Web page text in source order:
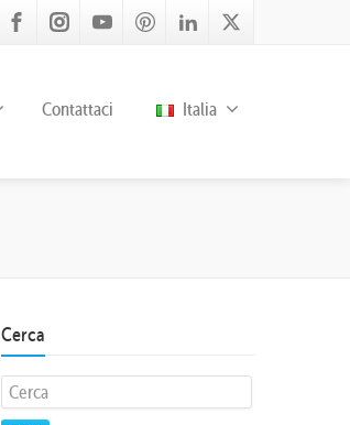
Contattaci Italia
Cerca